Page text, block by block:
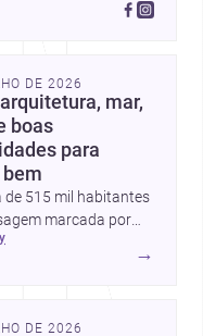
inspirações, projetos
DE 2026
mar,
boas
para
de 515 mil habitantes
marcada por
o Museu de Arte
→
DE 2026